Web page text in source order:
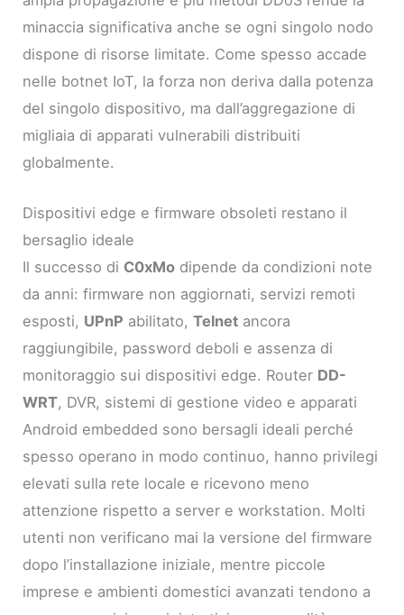
minaccia significativa anche se ogni singolo nodo
dispone di risorse limitate. Come spesso accade
nelle botnet IoT, la forza non deriva dalla potenza
del singolo dispositivo, ma dall’aggregazione di
migliaia di apparati vulnerabili distribuiti
globalmente.
Dispositivi edge e firmware obsoleti restano il
bersaglio ideale
Il successo di C0xMo dipende da condizioni note
da anni: firmware non aggiornati, servizi remoti
esposti, UPnP abilitato,Telnet ancora
raggiungibile, password deboli e assenza di
monitoraggio sui dispositivi edge. Router DD-
WRT, DVR, sistemi di gestione video e apparati
Android embedded sono bersagli ideali perché
spesso operano in modo continuo, hanno privilegi
elevati sulla rete locale e ricevono meno
attenzione rispetto a server e workstation. Molti
utenti non verificano mai la versione del firmware
dopo l’installazione iniziale, mentre piccole
imprese e ambienti domestici avanzati tendono a